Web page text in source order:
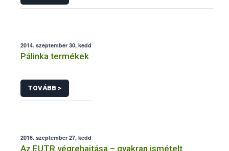
2014. szeptember 30, kedd
Pálinka termékek
TOVÁBB >
2016. szeptember 27, kedd
Az EUTR végrehajtása – gyakran ismételt